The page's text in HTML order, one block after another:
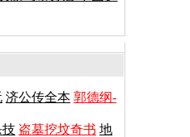
济公传全本 郭德纲-
技 盗墓挖坟奇书 地